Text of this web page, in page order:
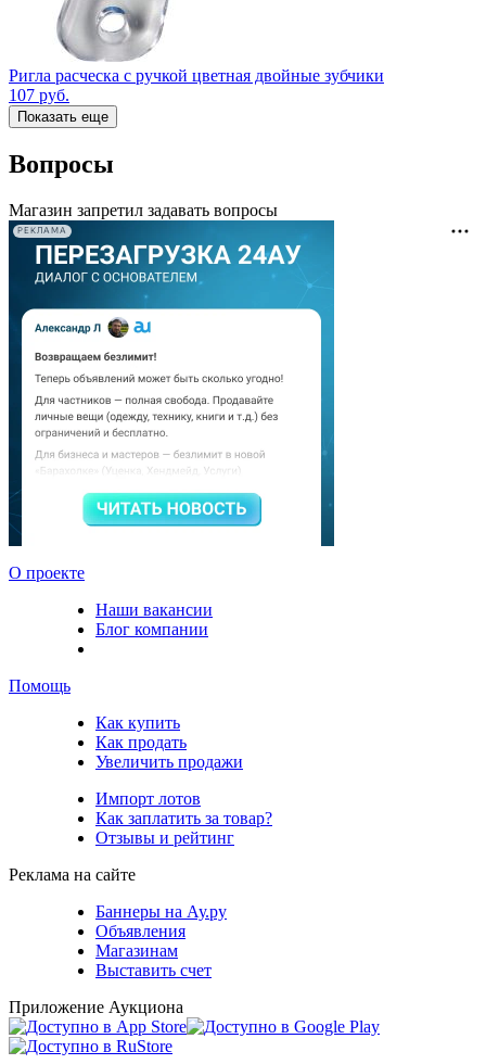
Ригла расческа с ручкой цветная двойные зубчики
107 руб.
Показать еще
Вопросы
Магазин запретил задавать вопросы
РЕКЛАМА
О проекте
Наши вакансии
Блог компании
Помощь
Как купить
Как продать
Увеличить продажи
Импорт лотов
Как заплатить за товар?
Отзывы и рейтинг
Реклама на сайте
Баннеры на Ау.ру
Объявления
Магазинам
Выставить счет
Приложение Аукциона